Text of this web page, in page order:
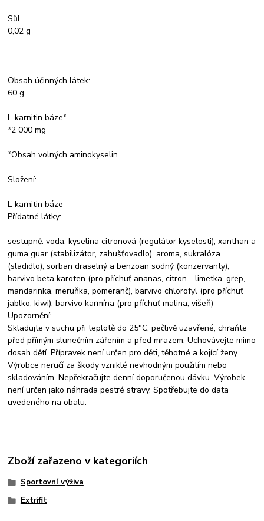
Sůl
0,02 g
Obsah účinných látek:
60 g
L-karnitin báze*
*2 000 mg
*Obsah volných aminokyselin
Složení:
L-karnitin báze
Přídatné látky:
sestupně: voda, kyselina citronová (regulátor kyselosti), xanthan a
guma guar (stabilizátor, zahušťovadlo), aroma, sukralóza
(sladidlo), sorban draselný a benzoan sodný (konzervanty),
barvivo beta karoten (pro příchuť ananas, citron - limetka, grep,
mandarinka, meruňka, pomeranč), barvivo chlorofyl (pro příchuť
jablko, kiwi), barvivo karmína (pro příchuť malina, višeň)
Upozornění:
Skladujte v suchu při teplotě do 25°C, pečlivě uzavřené, chraňte
před přímým slunečním zářením a před mrazem. Uchovávejte mimo
dosah dětí. Přípravek není určen pro děti, těhotné a kojící ženy.
Výrobce neručí za škody vzniklé nevhodným použitím nebo
skladováním. Nepřekračujte denní doporučenou dávku. Výrobek
není určen jako náhrada pestré stravy. Spotřebujte do data
uvedeného na obalu.
Zboží zařazeno v kategoriích
Sportovní výživa
Extrifit